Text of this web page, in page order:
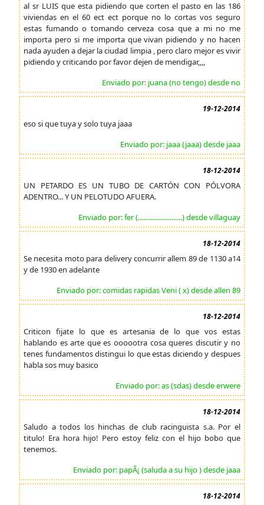
al sr LUIS que esta pidiendo que corten el pasto en las 186
viviendas en el 60 ect ect porque no lo cortas vos seguro
estas fumando o tomando cerveza cosa que a mi no me
importa pero si me importa que vivan pidiendo y no hacen
nada ayuden a dejar la ciudad limpia , pero claro mejor es vivir
pidiendo y criticando por favor dejen de mendigar,,,,
Enviado por: juana (no tengo) desde no
19-12-2014
eso si que tuya y solo tuya jaaa
Enviado por: jaaa (jaaa) desde jaaa
18-12-2014
UN PETARDO ES UN TUBO DE CARTÓN CON PÓLVORA
ADENTRO... Y UN PELOTUDO AFUERA.
Enviado por: fer (.........................) desde villaguay
18-12-2014
Se necesita moto para delivery concurrir allem 89 de 1130 a14
y de 1930 en adelante
Enviado por: comidas rapidas Veni ( x) desde allen 89
18-12-2014
Criticon fijate lo que es artesania de lo que vos estas
hablando es arte que es oooootra cosa queres discutir y no
tenes fundamentos distingui lo que estas diciendo y despues
habla sos muy basico
Enviado por: as (sdas) desde erwere
18-12-2014
Saludo a todos los hinchas de club racinguista s.a. Por el
titulo! Era hora hijo! Pero estoy feliz con el hijo bobo que
tenemos.
Enviado por: papÃ¡ (saluda a su hijo ) desde jaaa
18-12-2014